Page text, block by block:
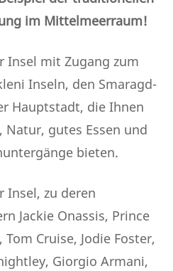
im Mittelmeerraum!
Insel mit Zugang zum
Inseln, den Smaragd-
Hauptstadt, die Ihnen
Natur, gutes Essen und
bieten.
Insel, zu deren
Jackie Onassis, Prince
Cruise, Jodie Foster,
Giorgio Armani,